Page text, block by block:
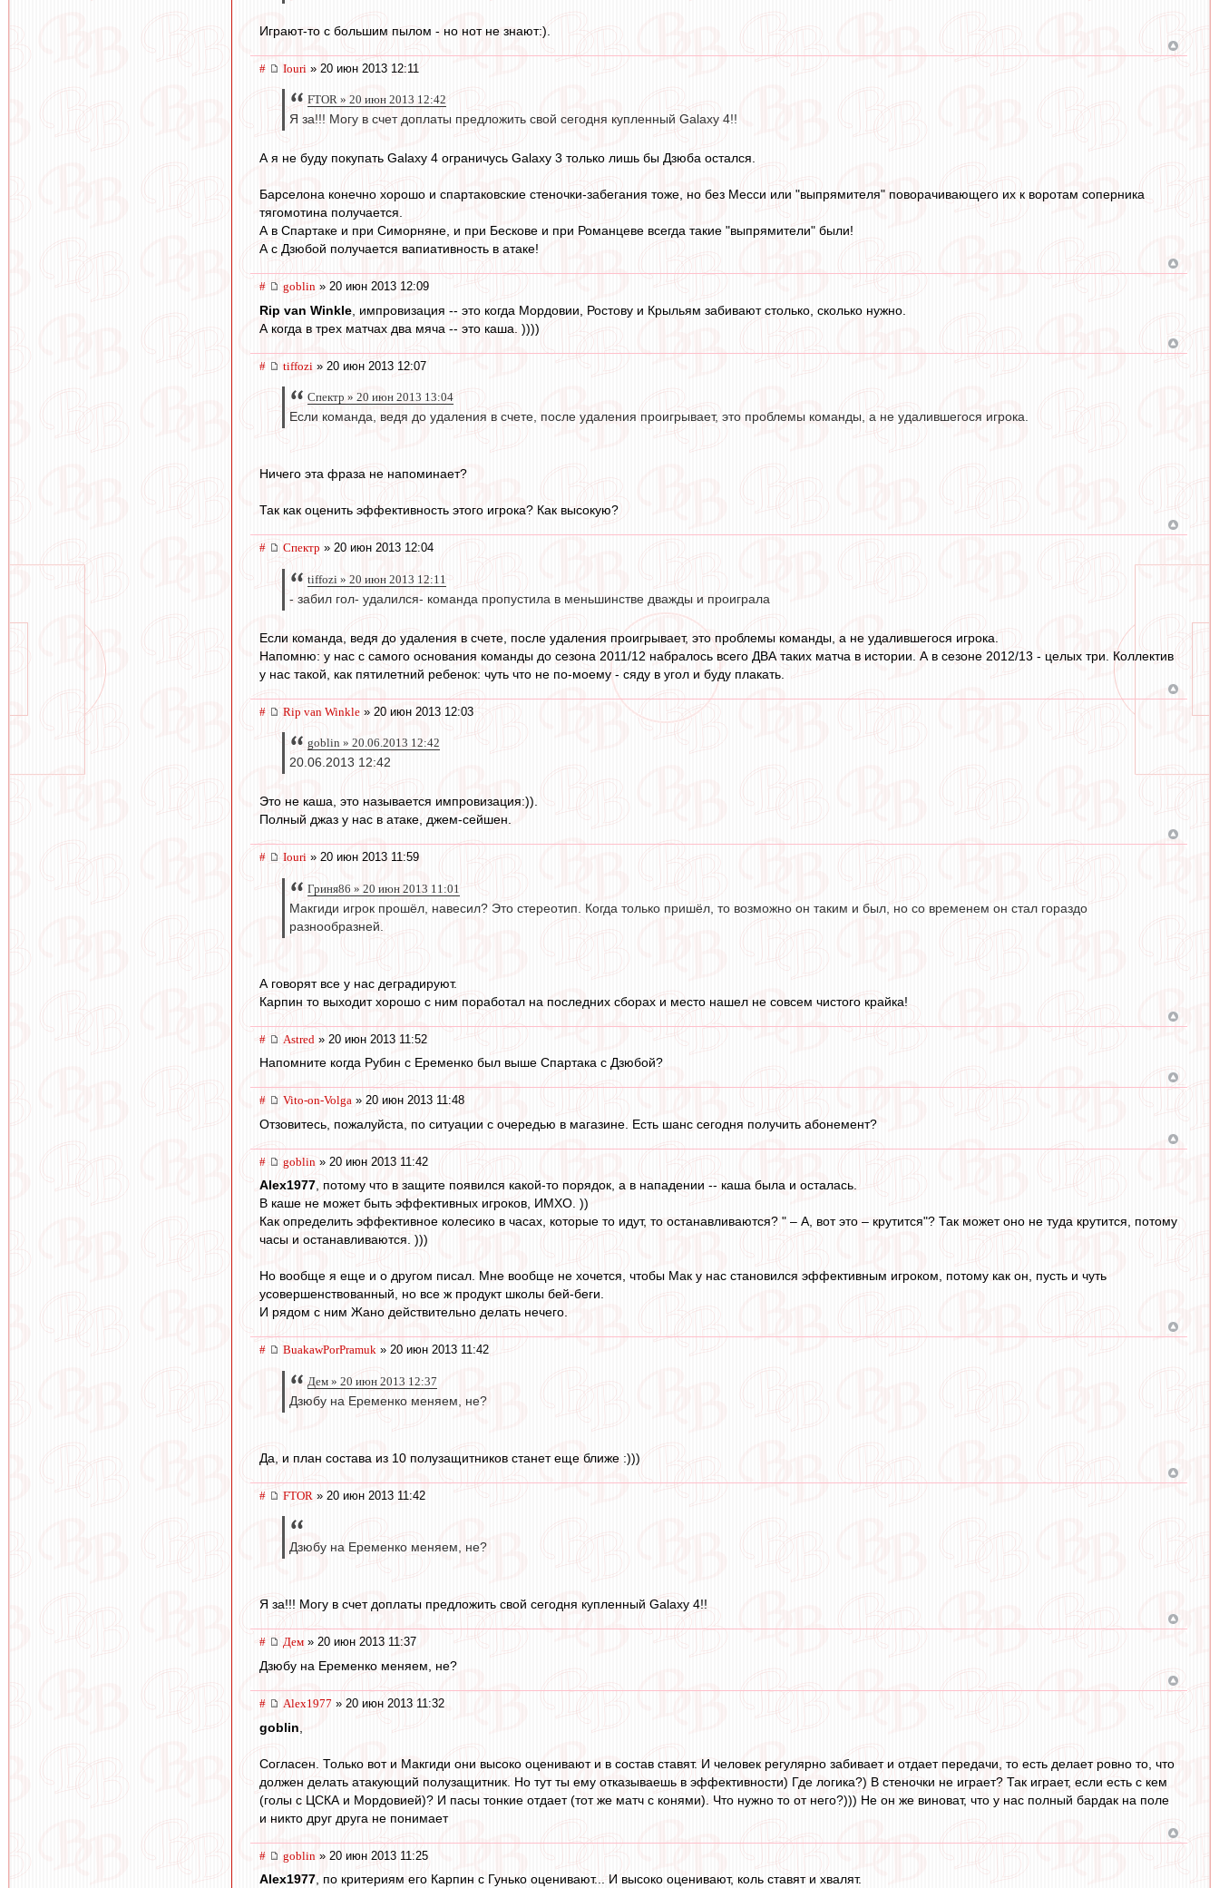
Играют-то с большим пылом - но нот не знают:).
# Iouri » 20 июн 2013 12:11
FTOR » 20 июн 2013 12:42
Я за!!! Могу в счет доплаты предложить свой сегодня купленный Galaxy 4!!
А я не буду покупать Galaxy 4 ограничусь Galaxy 3 только лишь бы Дзюба остался.
Барселона конечно хорошо и спартаковские стеночки-забегания тоже, но без Месси или "выпрямителя" поворачивающего их к воротам соперника
тягомотина получается.
А в Спартаке и при Симорняне, и при Бескове и при Романцеве всегда такие "выпрямители" были!
А с Дзюбой получается вапиативность в атаке!
# goblin » 20 июн 2013 12:09
Rip van Winkle , импровизация -- это когда Мордовии, Ростову и Крыльям забивают столько, сколько нужно.
А когда в трех матчах два мяча -- это каша. ))))
# tiffozi » 20 июн 2013 12:07
Спектр » 20 июн 2013 13:04
Если команда, ведя до удаления в счете, после удаления проигрывает, это проблемы команды, а не удалившегося игрока.
Ничего эта фраза не напоминает?
Так как оценить эффективность этого игрока? Как высокую?
# Спектр » 20 июн 2013 12:04
tiffozi » 20 июн 2013 12:11
- забил гол- удалился- команда пропустила в меньшинстве дважды и проиграла
Если команда, ведя до удаления в счете, после удаления проигрывает, это проблемы команды, а не удалившегося игрока.
Напомню: у нас с самого основания команды до сезона 2011/12 набралось всего ДВА таких матча в истории. А в сезоне 2012/13 - целых три. Коллектив
у нас такой, как пятилетний ребенок: чуть что не по-моему - сяду в угол и буду плакать.
# Rip van Winkle » 20 июн 2013 12:03
goblin » 20.06.2013 12:42
20.06.2013 12:42
Это не каша, это называется импровизация:)).
Полный джаз у нас в атаке, джем-сейшен.
# Iouri » 20 июн 2013 11:59
Гриня86 » 20 июн 2013 11:01
Макгиди игрок прошёл, навесил? Это стереотип. Когда только пришёл, то возможно он таким и был, но со временем он стал гораздо
разнообразней.
А говорят все у нас деградируют.
Карпин то выходит хорошо с ним поработал на последних сборах и место нашел не совсем чистого крайка!
# Astred » 20 июн 2013 11:52
Напомните когда Рубин с Еременко был выше Спартака с Дзюбой?
# Vito-on-Volga » 20 июн 2013 11:48
Отзовитесь, пожалуйста, по ситуации с очередью в магазине. Есть шанс сегодня получить абонемент?
# goblin » 20 июн 2013 11:42
Alex1977, потому что в защите появился какой-то порядок, а в нападении -- каша была и осталась.
В каше не может быть эффективных игроков, ИМХО. ))
Как определить эффективное колесико в часах, которые то идут, то останавливаются? " – А, вот это – крутится"? Так может оно не туда крутится, потому
часы и останавливаются. )))
Но вообще я еще и о другом писал. Мне вообще не хочется, чтобы Мак у нас становился эффективным игроком, потому как он, пусть и чуть
усовершенствованный, но все ж продукт школы бей-беги.
И рядом с ним Жано действительно делать нечего.
# BuakawPorPramuk » 20 июн 2013 11:42
Дем » 20 июн 2013 12:37
Дзюбу на Еременко меняем, не?
Да, и план состава из 10 полузащитников станет еще ближе :)))
# FTOR » 20 июн 2013 11:42
Дзюбу на Еременко меняем, не?
Я за!!! Могу в счет доплаты предложить свой сегодня купленный Galaxy 4!!
# Дем » 20 июн 2013 11:37
Дзюбу на Еременко меняем, не?
# Alex1977 » 20 июн 2013 11:32
goblin
Согласен. Только вот и Макгиди они высоко оценивают и в состав ставят. И человек регулярно забивает и отдает передачи, то есть делает ровно то, что
должен делать атакующий полузащитник. Но тут ты ему отказываешь в эффективности) Где логика?) В стеночки не играет? Так играет, если есть с кем
(голы с ЦСКА и Мордовией)? И пасы тонкие отдает (тот же матч с конями). Что нужно то от него?))) Не он же виноват, что у нас полный бардак на поле
и никто друг друга не понимает
# goblin » 20 июн 2013 11:25
Alex1977, по критериям его Карпин с Гунько оценивают... И высоко оценивают, коль ставят и хвалят.